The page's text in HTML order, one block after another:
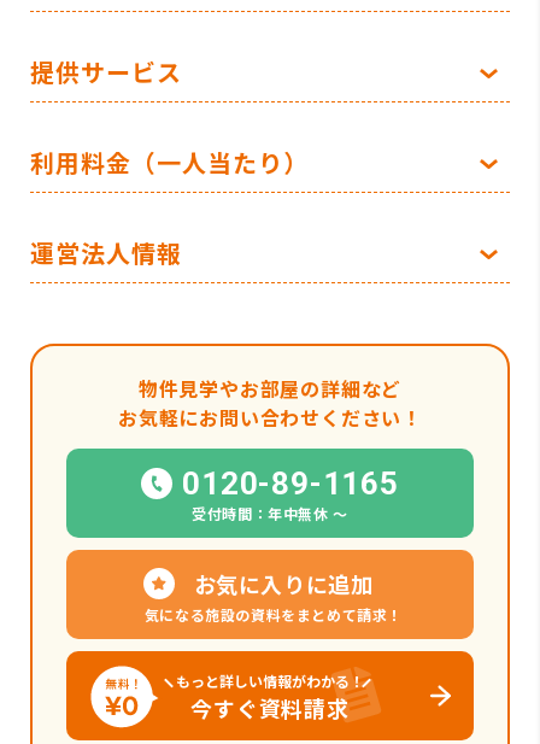
提供サービス
利用料金（一人当たり）
運営法人情報
物件見学やお部屋の詳細など
お気軽にお問い合わせください！
0120-89-1165
受付時間：年中無休 〜
お気に入りに追加
気になる施設の資料をまとめて請求！
もっと詳しい情報がわかる！
今すぐ資料請求